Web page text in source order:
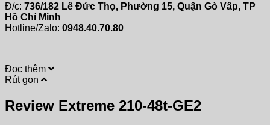
Đ/c: 736/182 Lê Đức Thọ, Phường 15, Quận Gò Vấp, TP
Hồ Chí Minh
Hotline/Zalo: 0948.40.70.80
Đọc thêm
Rút gọn
Review Extreme 210-48t-GE2